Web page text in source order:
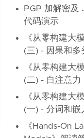
PGP 加解密及
代码演示
《从零构建大
(三) - 因果和多
《从零构建大
(二) - 自注意力
《从零构建大
(一) - 分词和嵌
《Hands-On